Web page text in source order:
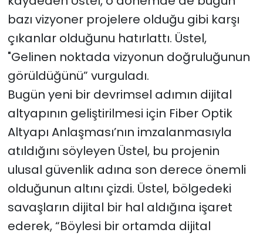
bazı vizyoner projelere olduğu gibi karşı
çıkanlar olduğunu hatırlattı. Üstel,
"Gelinen noktada vizyonun doğruluğunun
görüldüğünü” vurguladı.
Bugün yeni bir devrimsel adımın dijital
altyapının geliştirilmesi için Fiber Optik
Altyapı Anlaşması’nın imzalanmasıyla
atıldığını söyleyen Üstel, bu projenin
ulusal güvenlik adına son derece önemli
olduğunun altını çizdi. Üstel, bölgedeki
savaşların dijital bir hal aldığına işaret
ederek, “Böylesi bir ortamda dijital